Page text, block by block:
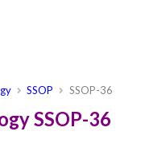
SSOP SSOP-36
SSOP-36